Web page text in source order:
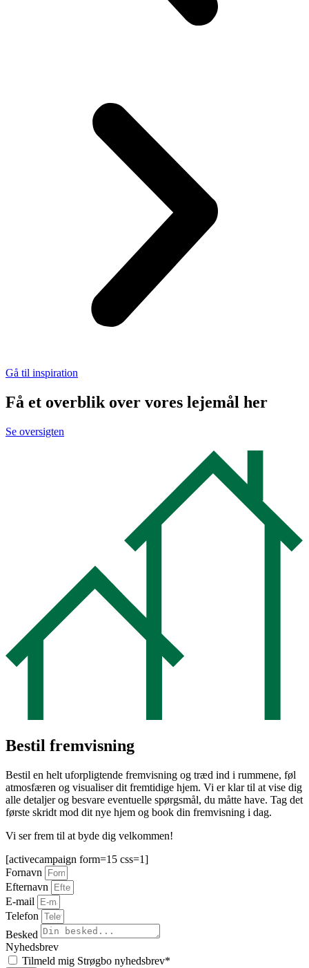
Gå til inspiration
Få et overblik over vores lejemål her
Se oversigten
Bestil fremvisning
Bestil en helt uforpligtende fremvisning og træd ind i rummene, føl
atmosfæren og visualiser dit fremtidige hjem. Vi er klar til at vise dig
alle detaljer og besvare eventuelle spørgsmål, du måtte have. Tag det
første skridt mod dit nye hjem og book din fremvisning i dag.
Vi ser frem til at byde dig velkommen!
[activecampaign form=15 css=1]
Fornavn
Efternavn
E-mail
Telefon
Besked
Nyhedsbrev
Tilmeld mig Strøgbo nyhedsbrev*